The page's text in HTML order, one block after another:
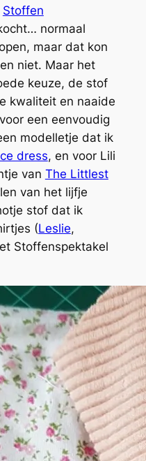
Stoffen
normaal
maar dat kon
niet. Maar het
keuze, de stof
kwaliteit en naaide
een eenvoudig
modelletje dat ik
dress, en voor Lili
van The Littlest
van het lijfje
stof dat ik
(Leslie,
Stoffenspektakel